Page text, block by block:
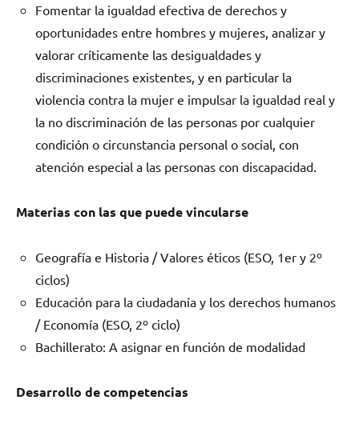
Fomentar la igualdad efectiva de derechos y
oportunidades entre hombres y mujeres, analizar y
valorar críticamente las desigualdades y
discriminaciones existentes, y en particular la
violencia contra la mujer e impulsar la igualdad real y
la no discriminación de las personas por cualquier
condición o circunstancia personal o social, con
atención especial a las personas con discapacidad.
Materias con las que puede vincularse
Geografía e Historia / Valores éticos (ESO, 1er y 2º
ciclos)
Educación para la ciudadanía y los derechos humanos
/ Economía (ESO, 2º ciclo)
Bachillerato: A asignar en función de modalidad
Desarrollo de competencias